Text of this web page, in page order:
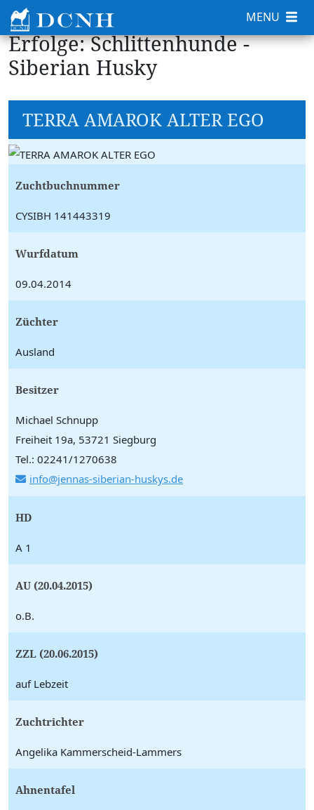
Erfolge: Schlittenhunde -
Siberian Husky
TERRA AMAROK ALTER EGO
Zuchtbuchnummer
CYSIBH 141443319
Wurfdatum
09.04.2014
Züchter
Ausland
Besitzer
Michael Schnupp
Freiheit 19a, 53721 Siegburg
Tel.: 02241/1270638
info@jennas-siberian-huskys.de
HD
A 1
AU (20.04.2015)
o.B.
ZZL (20.06.2015)
auf Lebzeit
Zuchtrichter
Angelika Kammerscheid-Lammers
Ahnentafel
MENU